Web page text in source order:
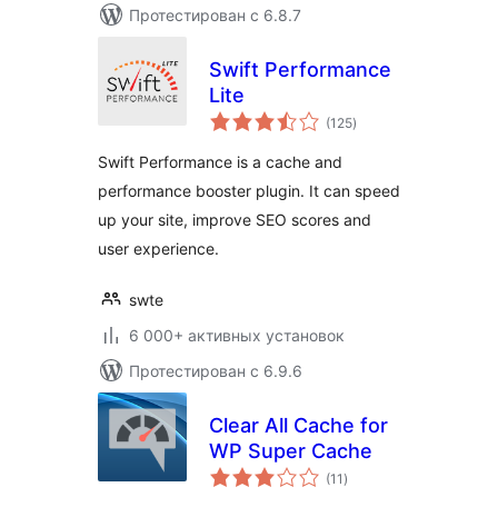
Протестирован с 6.8.7
Swift Performance
Lite
(125общий
рейтинг
)
Swift Performance is a cache and
performance booster plugin. It can speed
up your site, improve SEO scores and
user experience.
swte
6 000+ активных установок
Протестирован с 6.9.6
Clear All Cache for
WP Super Cache
(11 общий
рейтинг
)